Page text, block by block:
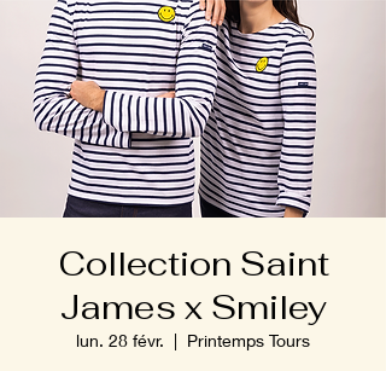
Collection Saint
James x Smiley
lun. 28 févr.
  |
Printemps Tours